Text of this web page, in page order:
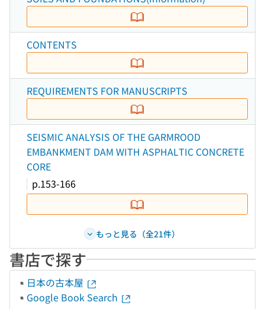
CONTENTS
REQUIREMENTS FOR MANUSCRIPTS
SEISMIC ANALYSIS OF THE GARMROOD
EMBANKMENT DAM WITH ASPHALTIC CONCRETE
CORE
p.153-166
もっと見る（全21件）
書店で探す
日本の古本屋
Google Book Search